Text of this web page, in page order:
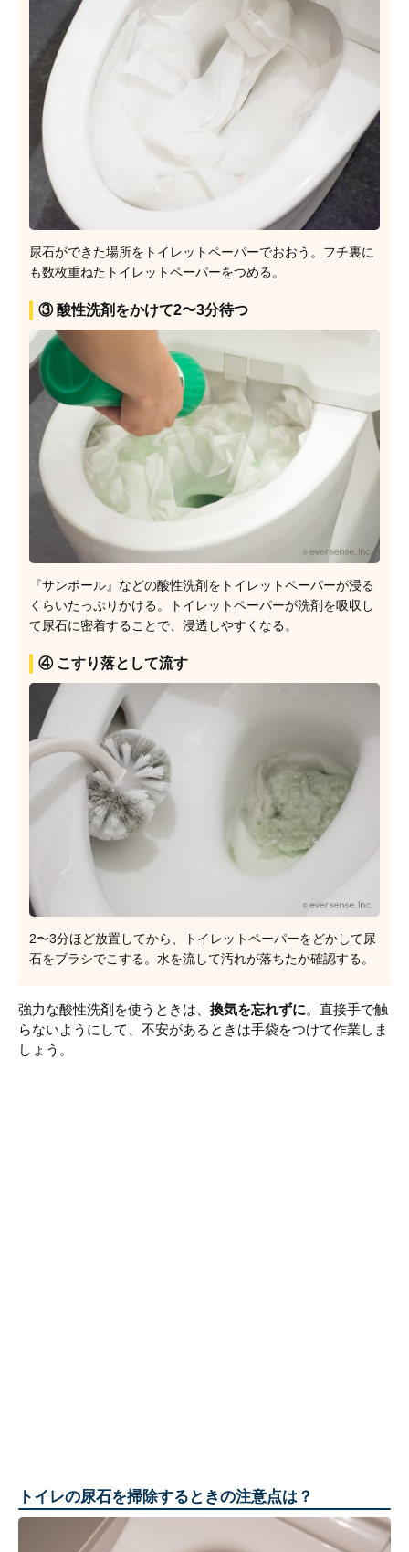
尿石ができた場所をトイレットペーパーでおおう。フチ裏に
も数枚重ねたトイレットペーパーをつめる。
③ 酸性洗剤をかけて2〜3分待つ
『サンポール』などの酸性洗剤をトイレットペーパーが浸る
くらいたっぷりかける。トイレットペーパーが洗剤を吸収し
て尿石に密着することで、浸透しやすくなる。
④ こすり落として流す
2〜3分ほど放置してから、トイレットペーパーをどかして尿
石をブラシでこする。水を流して汚れが落ちたか確認する。
強力な酸性洗剤を使うときは、 換気を忘れずに。直接手で触
らないようにして、不安があるときは手袋をつけて作業しま
しょう。
トイレの尿石を掃除するときの注意点は？